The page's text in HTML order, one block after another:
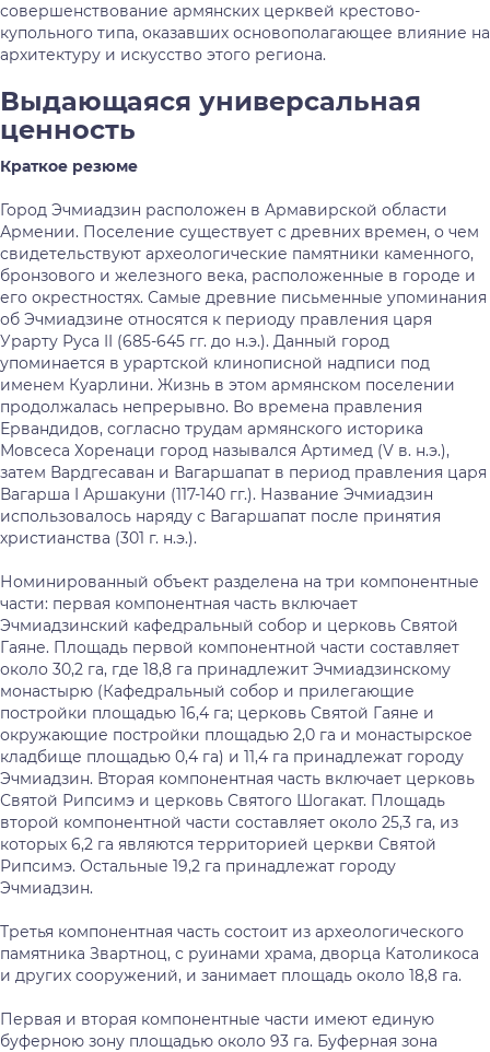
совершенствование армянских церквей крестово-
купольного типа, оказавших основополагающее влияние на
архитектуру и искусство этого региона.
Выдающаяся универсальная
ценность
Краткое резюме
Город Эчмиадзин расположен в Армавирской области
Армении. Поселение существует с древних времен, о чем
свидетельствуют археологические памятники каменного,
бронзового и железного века, расположенные в городе и
его окрестностях. Самые древние письменные упоминания
об Эчмиадзине относятся к периоду правления царя
Урарту Руса II (685-645 гг. до н.э.). Данный город
упоминается в урартской клинописной надписи под
именем Куарлини. Жизнь в этом армянском поселении
продолжалась непрерывно. Во времена правления
Ервандидов, согласно трудам армянского историка
Мовсеса Хоренаци город назывался Артимед (V в. н.э.),
затем Вардгесаван и Вагаршапат в период правления царя
Вагарша I Аршакуни (117-140 гг.). Название Эчмиадзин
использовалось наряду с Вагаршапат после принятия
христианства (301 г. н.э.).
Номинированный объект разделена на три компонентные
части: первая компонентная часть включает
Эчмиадзинский кафедральный собор и церковь Святой
Гаяне. Площадь первой компонентной части составляет
около 30,2 га, где 18,8 га принадлежит Эчмиадзинскому
монастырю (Кафедральный собор и прилегающие
постройки площадью 16,4 га; церковь Святой Гаяне и
окружающие постройки площадью 2,0 га и монастырское
кладбище площадью 0,4 га) и 11,4 га принадлежат городу
Эчмиадзин. Вторая компонентная часть включает церковь
Святой Рипсимэ и церковь Святого Шогакат. Площадь
второй компонентной части составляет около 25,3 га, из
которых 6,2 га являются территорией церкви Святой
Рипсимэ. Остальные 19,2 га принадлежат городу
Эчмиадзин.
Третья компонентная часть состоит из археологического
памятника Звартноц, с руинами храма, дворца Католикоса
и других сооружений, и занимает площадь около 18,8 га.
Первая и вторая компонентные части имеют единую
буферною зону площадью около 93 га. Буферная зона